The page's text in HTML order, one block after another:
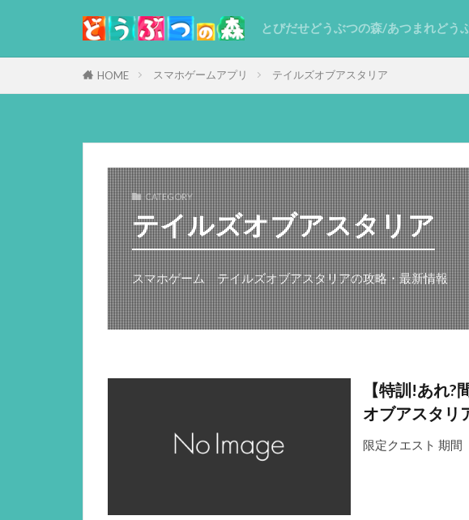
とびだせどうぶつの森/あつまれどう
HOME スマホゲームアプリ テイルズオブアスタリア
CATEGORY
テイルズオブアスタリア
スマホゲーム テイルズオブアスタリアの攻略・最新情報
【特訓!あれ
オブアスタ
限定クエスト 期